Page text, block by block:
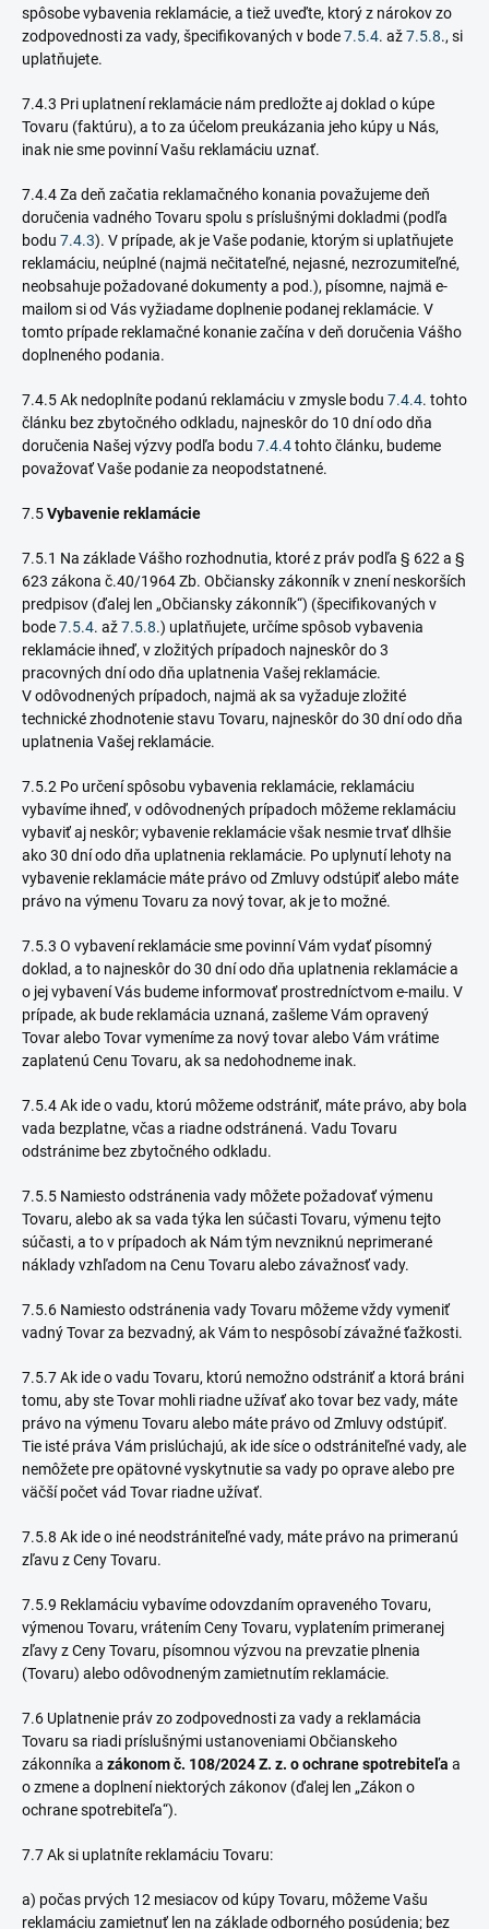
spôsobe vybavenia reklamácie, a tiež uveďte, ktorý z nárokov zo
zodpovednosti za vady, špecifikovaných v bode7.5.4. až7.5.8., si
uplatňujete.
7.4.3 Pri uplatnení reklamácie nám predložte aj doklad o kúpe
Tovaru (faktúru), a to za účelom preukázania jeho kúpy u Nás,
inak nie sme povinní Vašu reklamáciu uznať.
7.4.4 Za deň začatia reklamačného konania považujeme deň
doručenia vadného Tovaru spolu s príslušnými dokladmi (podľa
bodu 7.4.3). V prípade, ak je Vaše podanie, ktorým si uplatňujete
reklamáciu, neúplné (najmä nečitateľné, nejasné, nezrozumiteľné,
neobsahuje požadované dokumenty a pod.), písomne, najmä e-
mailom si od Vásvyžiadame doplnenie podanej reklamácie. V
tomto prípade reklamačné konanie začína v deň doručenia Vášho
doplneného podania.
7.4.5 Ak nedoplníte podanú reklamáciu v zmysle bodu 7.4.4. tohto
článku bez zbytočného odkladu, najneskôr do 10 dní odo dňa
doručenia Našej výzvy podľa bodu 7.4.4tohto článku, budeme
považovať Vaše podanie za neopodstatnené.
7.5Vybavenie reklamácie
7.5.1 Na základe Vášho rozhodnutia, ktoré z práv podľa § 622 a §
623 zákona č.40/1964 Zb. Občiansky zákonník v znení neskorších
predpisov (ďalej len „Občiansky zákonník“) (špecifikovaných v
bode7.5.4. až7.5.8.) uplatňujete, určíme spôsob vybavenia
reklamácie ihneď, v zložitých prípadoch najneskôr do 3
pracovných dní odo dňa uplatnenia Vašej reklamácie.
V odôvodnených prípadoch, najmä ak sa vyžaduje zložité
technické zhodnotenie stavu Tovaru, najneskôr do 30 dní odo dňa
uplatnenia Vašej reklamácie.
7.5.2 Po určení spôsobu vybavenia reklamácie, reklamáciu
vybavíme ihneď, v odôvodnených prípadoch môžeme reklamáciu
vybaviť aj neskôr; vybavenie reklamácie však nesmie trvať dlhšie
ako 30 dní odo dňa uplatnenia reklamácie. Po uplynutí lehoty na
vybavenie reklamácie máte právo od Zmluvy odstúpiť alebo máte
právo na výmenu Tovaru za nový tovar, ak je to možné.
7.5.3 O vybavení reklamácie sme povinní Vám vydať písomný
doklad, a to najneskôr do 30 dní odo dňa uplatnenia reklamácie a
o jej vybavení Vás budeme informovať prostredníctvom e-mailu. V
prípade, ak bude reklamácia uznaná, zašleme Vám opravený
Tovar alebo Tovar vymeníme za nový tovar alebo Vám vrátime
zaplatenú Cenu Tovaru, ak sa nedohodneme inak.
7.5.4 Ak ide o vadu, ktorú môžeme odstrániť, máte právo, aby bola
vada bezplatne, včas a riadne odstránená. Vadu Tovaru
odstránime bez zbytočného odkladu.
7.5.5 Namiesto odstránenia vady môžete požadovať výmenu
Tovaru, alebo ak sa vada týka len súčasti Tovaru, výmenu tejto
súčasti, a to v prípadoch ak Nám tým nevzniknú neprimerané
náklady vzhľadom na Cenu Tovaru alebo závažnosť vady.
7.5.6 Namiesto odstránenia vady Tovaru môžeme vždy vymeniť
vadný Tovar za bezvadný, ak Vám to nespôsobí závažné ťažkosti.
7.5.7 Ak ide o vadu Tovaru, ktorú nemožno odstrániť a ktorá bráni
tomu, aby ste Tovar mohli riadne užívať ako tovar bez vady, máte
právo na výmenu Tovaru alebo máte právo od Zmluvy odstúpiť.
Tie isté práva Vám prislúchajú, ak ide síce o odstrániteľné vady, ale
nemôžete pre opätovné vyskytnutie sa vady po oprave alebo pre
väčší počet vád Tovar riadne užívať.
7.5.8 Ak ide o iné neodstrániteľné vady, máte právo na primeranú
zľavu z Ceny Tovaru.
7.5.9 Reklamáciu vybavíme odovzdaním opraveného Tovaru,
výmenou Tovaru, vrátením Ceny Tovaru, vyplatením primeranej
zľavy z Ceny Tovaru, písomnou výzvou na prevzatie plnenia
(Tovaru) alebo odôvodneným zamietnutím reklamácie.
7.6 Uplatnenie práv zo zodpovednosti za vady a reklamácia
Tovaru sa riadi príslušnými ustanoveniami Občianskeho
zákonníka a zákonom č. 108/2024 Z. z. o ochrane spotrebiteľa a
o zmene a doplnení niektorých zákonov (ďalej len „Zákon o
ochrane spotrebiteľa“).
7.7 Ak si uplatníte reklamáciu Tovaru:
a) počas prvých 12 mesiacov od kúpy Tovaru, môžeme Vašu
reklamáciu zamietnuť len na základe odborného posúdenia; bez